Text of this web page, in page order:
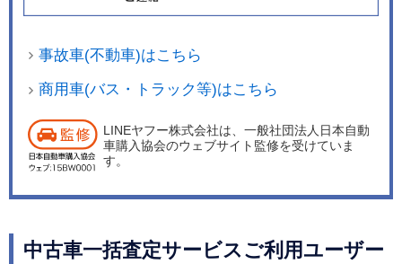
事故車(不動車)はこちら
商用車(バス・トラック等)はこちら
LINEヤフー株式会社は、一般社団法人日本自動
車購入協会のウェブサイト監修を受けていま
す。
中古車一括査定サービスご利用ユーザー